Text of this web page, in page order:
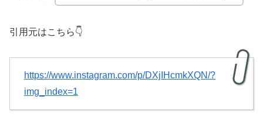
引用元はこちら👇
https://www.instagram.com/p/DXjIHcmkXQN/?
img_index=1